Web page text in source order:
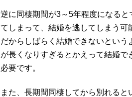
逆に同棲期間が3～5年程度になる
てしまって、結婚を逃してしまう可
だからしばらく結婚できないという
が長くなりすぎるとかえって結婚
必要です。
また、長期間同棲してから別れる